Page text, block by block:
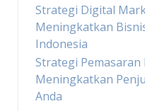
Strategi Digital
Meningkatkan
Indonesia
Strategi
Meningkatkan
Anda